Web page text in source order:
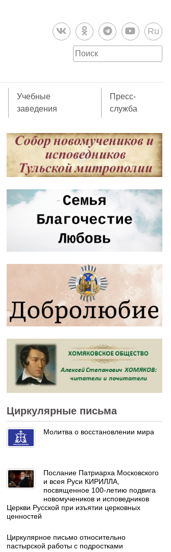
Ru
Учебные
заведения
Пресс-
служба
Циркулярные письма
Молитва о восстановлении мира
Послание Патриарха Московского
и всея Руси КИРИЛЛА,
посвященное 100-летию подвига
новомучеников и исповедников
Церкви Русской при изъятии церковных
ценностей
Циркулярное письмо относительно
пастырской работы с подростками